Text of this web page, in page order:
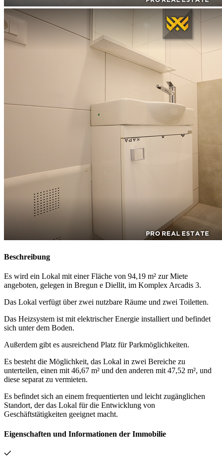
Beschreibung
Es wird ein Lokal mit einer Fläche von 94,19 m² zur Miete
angeboten, gelegen in Bregun e Diellit, im Komplex Arcadis 3.
Das Lokal verfügt über zwei nutzbare Räume und zwei Toiletten.
Das Heizsystem ist mit elektrischer Energie installiert und befindet
sich unter dem Boden.
Außerdem gibt es ausreichend Platz für Parkmöglichkeiten.
Es besteht die Möglichkeit, das Lokal in zwei Bereiche zu
unterteilen, einen mit 46,67 m² und den anderen mit 47,52 m², und
diese separat zu vermieten.
Es befindet sich an einem frequentierten und leicht zugänglichen
Standort, der das Lokal für die Entwicklung von
Geschäftstätigkeiten geeignet macht.
Eigenschaften und Informationen der Immobilie